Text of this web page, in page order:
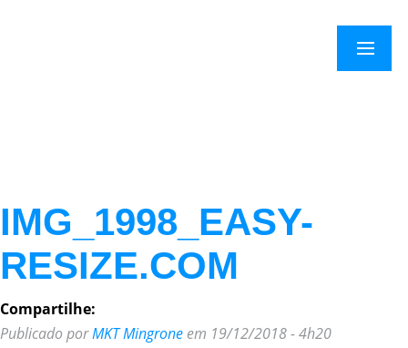
×
Menu
IMG_1998_EASY-
RESIZE.COM
Compartilhe:
Publicado porMKT Mingrone em 19/12/2018 - 4h20